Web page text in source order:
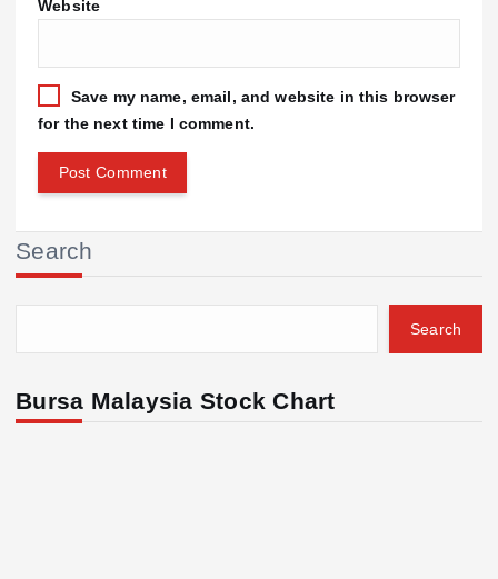
Website
Save my name, email, and website in this browser
for the next time I comment.
Search
Search
Bursa Malaysia Stock Chart